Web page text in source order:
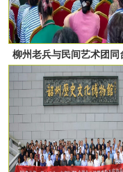
柳州老兵与民间艺术团同
一 百人合唱燃爆全